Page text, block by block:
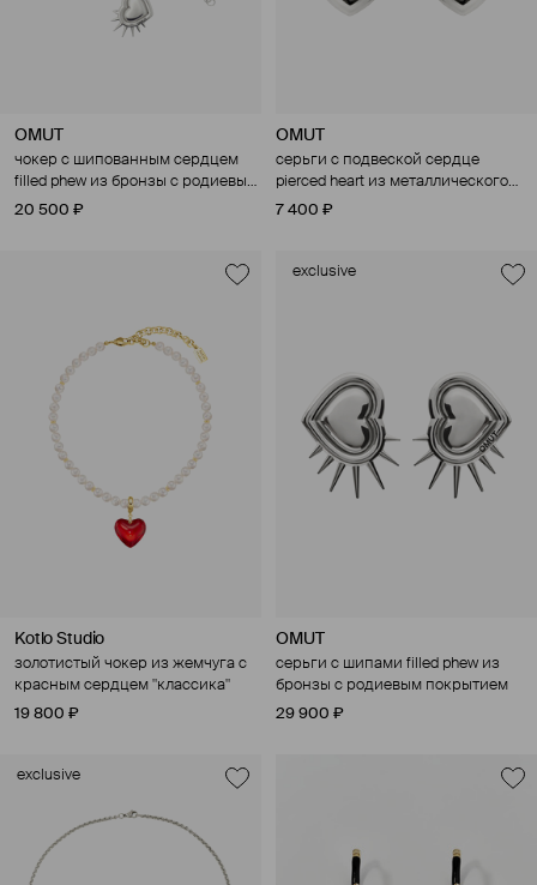
OMUT
чокер с шипованным сердцем
filled phew из бронзы с родиевым
покрытием
20 500 ₽
OMUT
серьги с подвеской сердце
pierced heart из металлического
сплава с родиевым покрытием
7 400 ₽
Kotlo Studio
золотистый чокер из жемчуга с
красным сердцем "классика"
19 800 ₽
exclusive
OMUT
серьги с шипами filled phew из
бронзы с родиевым покрытием
29 900 ₽
exclusive